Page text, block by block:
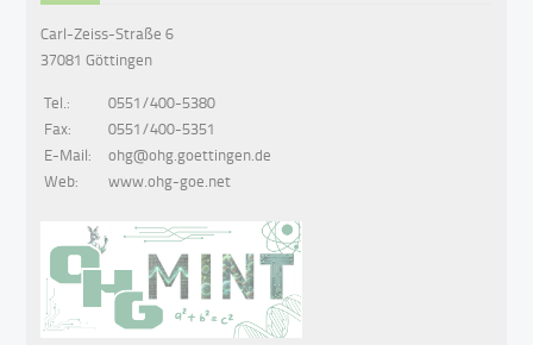
Carl-Zeiss-Straße 6
37081 Göttingen
Tel.:
0551/400-5380
Fax:
0551/400-5351
E-Mail:
ohg@ohg.goettingen.de
Web:
www.ohg-goe.net